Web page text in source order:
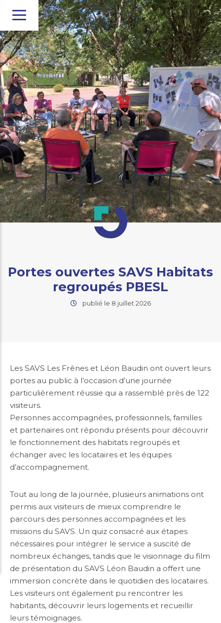
Portes ouvertes SAVS Habitats
regroupés PBESL
publié le 8 juillet 2026
Les SAVS Les Frênes et Léon Baudin ont ouvert leurs
portes au public à l’occasion d’une journée
particulièrement réussie qui a rassemblé près de 122
visiteurs.
Personnes accompagnées, professionnels, familles
et partenaires ont répondu présents pour découvrir
le fonctionnement des habitats regroupés et
échanger avec les locataires et les équipes
d’accompagnement.
Tout au long de la journée, plusieurs animations ont
permis aux visiteurs de mieux comprendre le
parcours des personnes accompagnées et les
missions du SAVS. Un quiz consacré aux étapes
nécessaires pour intégrer le service a suscité de
nombreux échanges, tandis que le visionnage du film
de présentation du SAVS Léon Baudin a offert une
immersion concrète dans le quotidien des locataires.
Les visiteurs ont également pu rencontrer les
habitants, découvrir leurs logements et recueillir
leurs témoignages.